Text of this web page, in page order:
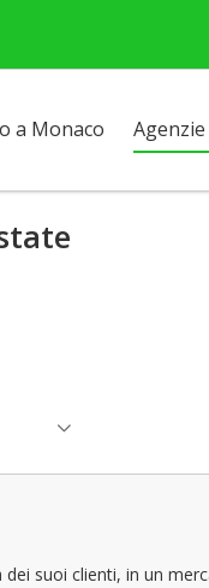
a Monaco
suoi clienti, in un